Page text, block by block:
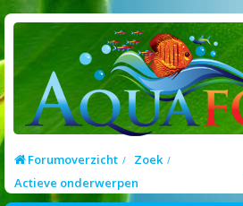
Forumoverzicht
Zoek
Actieve onderwerpen